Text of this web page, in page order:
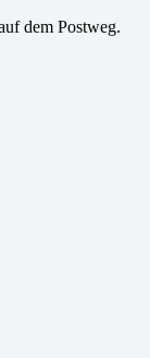
dem Postweg.